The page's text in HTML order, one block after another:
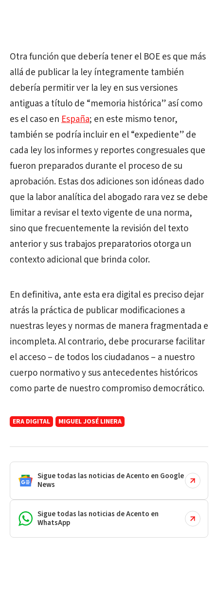
Otra función que debería tener el BOE es que más
allá de publicar la ley íntegramente también
debería permitir ver la ley en sus versiones
antiguas a título de “memoria histórica” así como
es el caso enEspaña; en este mismo tenor,
también se podría incluir en el “expediente” de
cada ley los informes y reportes congresuales que
fueron preparados durante el proceso de su
aprobación. Estas dos adiciones son idóneas dado
que la labor analítica del abogado rara vez se debe
limitar a revisar el texto vigente de una norma,
sino que frecuentemente la revisión del texto
anterior y sus trabajos preparatorios otorga un
contexto adicional que brinda color.
En definitiva, ante esta era digital es preciso dejar
atrás la práctica de publicar modificaciones a
nuestras leyes y normas de manera fragmentada e
incompleta. Al contrario, debe procurarse facilitar
el acceso – de todos los ciudadanos – a nuestro
cuerpo normativo y sus antecedentes históricos
como parte de nuestro compromiso democrático.
ERA DIGITAL MIGUEL JOSÉ LINERA
Sigue todas las noticias de Acento en Google
News
Sigue todas las noticias de Acento en
WhatsApp